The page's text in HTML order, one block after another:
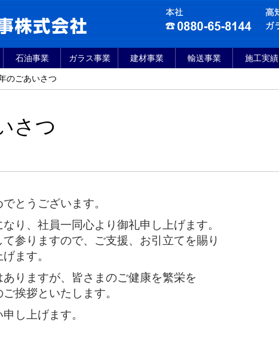
石油事業 ガラス事業 建材事業 輸送事業 施工実績
のごあいさつ
さつ
とうございます。
り、社員一同心より御礼申し上げます。
参りますので、ご支援、お引立てを賜り
ます。
りますが、皆さまのご健康を繁栄を
挨拶といたします。
し上げます。